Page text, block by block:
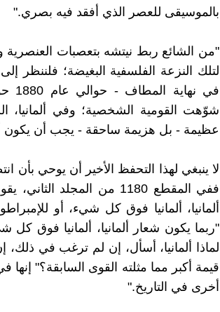
بالموسيقى للعصر الذي أفقد فيه بصري."
"من الشائع ربط نيتشه بتعصبات العنصرية
لتلك النزعة الفلسفية البغيضة؛ فلننظر
شوّهت القومية الشخصية؛ وفي ألمانيا،
عظيمة - بل هزيمة ساحقة - يجب أن يكون
ففي المقطع 1180 من المجلد
ألمانيا، ألمانيا فوق كل شيء، أو
"ربما يكون شعار ألمانيا، ألمانيا فوق
لماذا ألمانيا، أسأل، إن لم ترغب في
قيمة أكبر مما مثلته القوى السابقة؟"
أخرى في التاريخ."